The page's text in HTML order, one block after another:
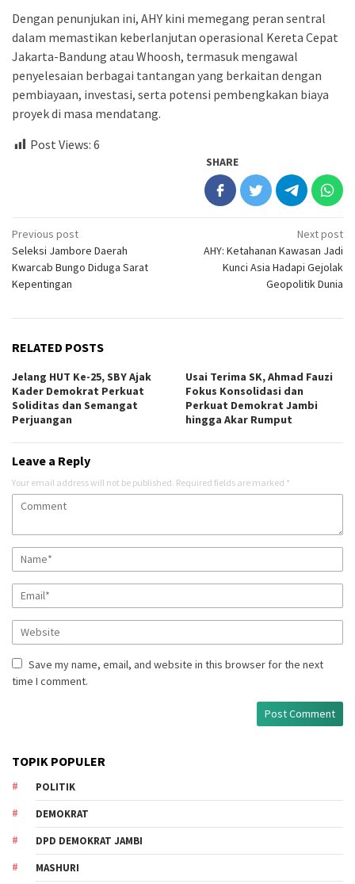
Dengan penunjukan ini, AHY kini memegang peran sentral
dalam memastikan keberlanjutan operasional Kereta Cepat
Jakarta-Bandung atau Whoosh, termasuk mengawal
penyelesaian berbagai tantangan yang berkaitan dengan
pembiayaan, investasi, serta potensi pembengkakan biaya
proyek di masa mendatang.
Post Views: 6
SHARE
Post
navigation
Previous post
Seleksi Jambore Daerah
Kwarcab Bungo Diduga Sarat
Kepentingan
Next post
AHY: Ketahanan Kawasan Jadi
Kunci Asia Hadapi Gejolak
Geopolitik Dunia
RELATED POSTS
Jelang HUT Ke-25, SBY Ajak
Kader Demokrat Perkuat
Soliditas dan Semangat
Perjuangan
Usai Terima SK, Ahmad Fauzi
Fokus Konsolidasi dan
Perkuat Demokrat Jambi
hingga Akar Rumput
Leave a Reply
Your email address will not be published. Required fields are marked *
Save my name, email, and website in this browser for the next
time I comment.
TOPIK POPULER
POLITIK
DEMOKRAT
DPD DEMOKRAT JAMBI
MASHURI